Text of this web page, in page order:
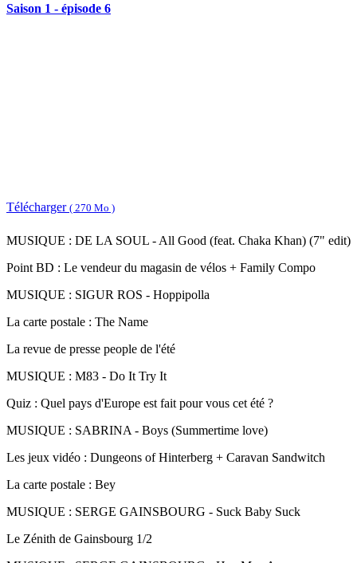
Saison 1 - épisode 6
Télécharger ( 270 Mo )
MUSIQUE : DE LA SOUL - All Good (feat. Chaka Khan) (7" edit)
Point BD : Le vendeur du magasin de vélos + Family Compo
MUSIQUE : SIGUR ROS - Hoppipolla
La carte postale : The Name
La revue de presse people de l'été
MUSIQUE : M83 - Do It Try It
Quiz : Quel pays d'Europe est fait pour vous cet été ?
MUSIQUE : SABRINA - Boys (Summertime love)
Les jeux vidéo : Dungeons of Hinterberg + Caravan Sandwitch
La carte postale : Bey
MUSIQUE : SERGE GAINSBOURG - Suck Baby Suck
Le Zénith de Gainsbourg 1/2